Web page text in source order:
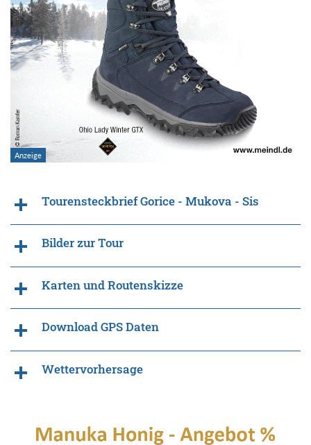
Tourensteckbrief Gorice - Mukova - Sis
Bilder zur Tour
Karten und Routenskizze
Download GPS Daten
Wettervorhersage